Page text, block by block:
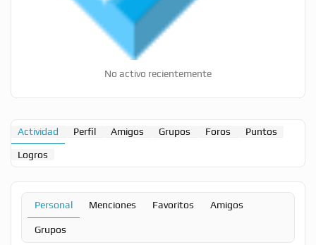
No activo recientemente
Actividad Perfil Amigos Grupos Foros Puntos
Logros
Personal Menciones Favoritos Amigos
Grupos